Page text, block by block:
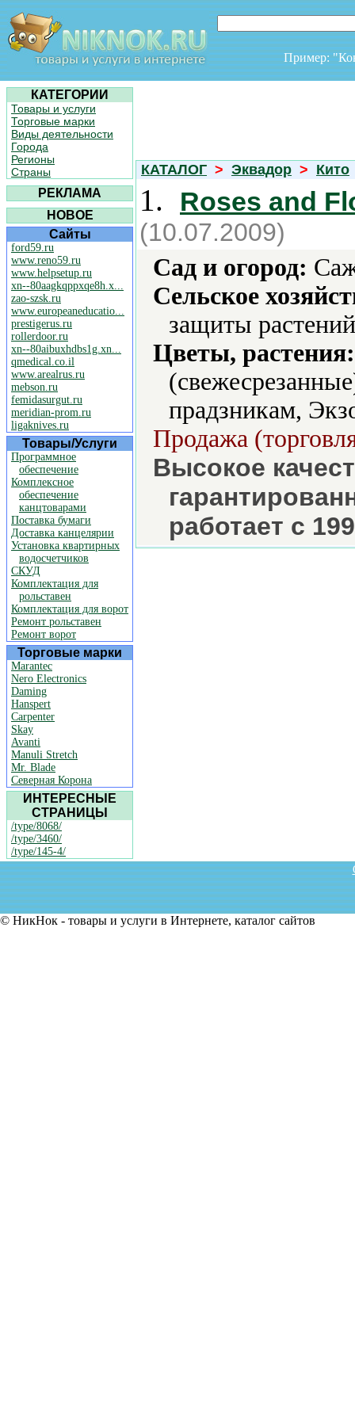
Пример:
КАТЕГОРИИ
Товары и услуги
Торговые марки
Виды деятельности
Города
Регионы
Страны
РЕКЛАМА
НОВОЕ
Сайты
ford59.ru
www.reno59.ru
www.helpsetup.ru
xn--80aagkqppxqe8h.x...
zao-szsk.ru
www.europeaneducatio...
prestigerus.ru
rollerdoor.ru
xn--80aibuxhdbs1g.xn...
qmedical.co.il
www.arealrus.ru
mebson.ru
femidasurgut.ru
meridian-prom.ru
ligaknives.ru
Товары/Услуги
Программное
обеспечение
Комплексное
обеспечение
канцтоварами
Поставка бумаги
Доставка канцелярии
Установка квартирных
водосчетчиков
СКУД
Комплектация для
рольставен
Комплектация для ворот
Ремонт рольставен
Ремонт ворот
Торговые марки
Marantec
Nero Electronics
Daming
Hanspert
Carpenter
Skay
Avanti
Manuli Stretch
Mr. Blade
Северная Корона
ИНТЕРЕСНЫЕ
СТРАНИЦЫ
/type/8068/
/type/3460/
/type/145-4/
КАТАЛОГ > Эквадор > Кито
1. Roses and
(10.07.2009)
Сад и огород:
Сельское
защиты
Цветы, растения:
прадзникам,
Продажа
Высокое
работает с
© НикНок - товары и услуги в Интернете, каталог сайтов